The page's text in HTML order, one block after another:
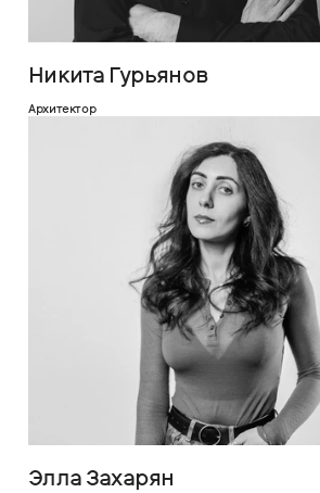
Никита Гурьянов
Архитектор
Элла Захарян